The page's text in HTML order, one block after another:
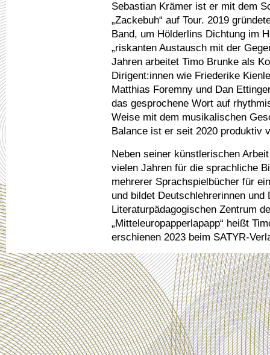
Sebastian Krämer ist er mit dem
„Zackebuh“ auf Tour. 2019
Band, um Hölderlins Dichtung im
„riskanten Austausch mit der
Jahren arbeitet Timo Brunke als
Dirigent:innen wie Friederike
Matthias Foremny und Dan
das gesprochene Wort auf
Weise mit dem musikalischen
Balance ist er seit 2020 produktiv
Neben seiner künstlerischen
vielen Jahren für die sprachliche
mehrerer Sprachspielbücher für
und bildet Deutschlehrerinnen und
Literaturpädagogischen Zentrum
„Mitteleuropapperlapapp“ heißt
erschienen 2023 beim SATYR-